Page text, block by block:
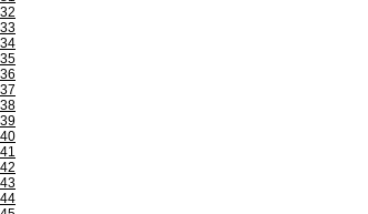
32
33
34
35
36
37
38
39
40
41
42
43
44